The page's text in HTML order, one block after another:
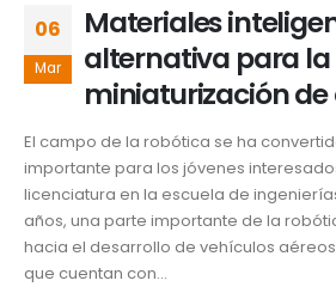
06
Mar
Materiales
alternativa para la
miniaturización de
El campo de la robótica se ha
importante para los jóvenes
licenciatura en la escuela de
años, una parte importante de la
hacia el desarrollo de vehículos
que cuentan con...